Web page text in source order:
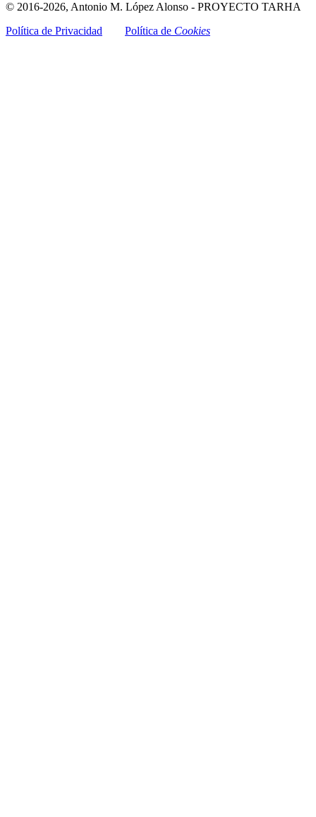
© 2016-2026, Antonio M. López Alonso - PROYECTO TARHA
Política de Privacidad
Política de Cookies